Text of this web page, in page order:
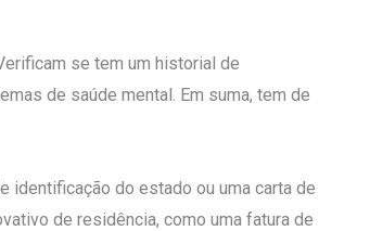
se tem um historial de
de saúde mental. Em suma, tem de
identificação do estado ou uma carta de
de residência, como uma fatura de